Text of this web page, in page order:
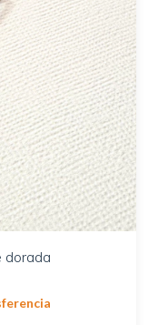
dorada